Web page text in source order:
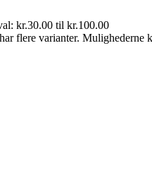
kr.30.00 til kr.100.00
flere varianter. Mulighederne